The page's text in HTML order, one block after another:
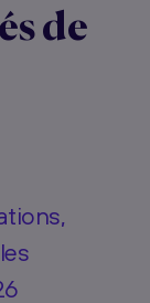
de